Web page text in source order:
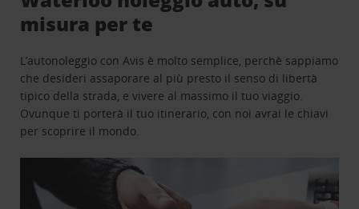
misura per te
L’autonoleggio con Avis è molto semplice, perchè sappiamo
che desideri assaporare al più presto il senso di libertà
tipico della strada, e vivere al massimo il tuo viaggio.
Ovunque ti porterà il tuo itinerario, con noi avrai le chiavi
per scoprire il mondo.